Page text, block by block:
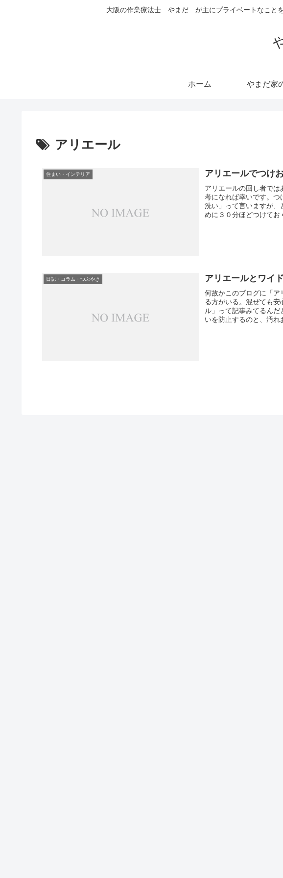
大阪の作業療法士 やまだ が主にプライベートなことを
ホーム やまだ家
アリエール
住まい・インテリア アリエールでつけ
アリエールの回し者で
考になれば幸いです。つ
洗い」って言いますが、
めに３０分ほどつけてお
日記・コラム・つぶやき アリエールとワイ
何故かこのブログに「
る方がいる。混ぜても
ル」って記事みてるん
いを防止するのと、汚れ